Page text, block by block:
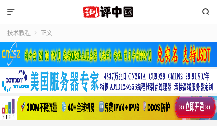


技术教程  正文